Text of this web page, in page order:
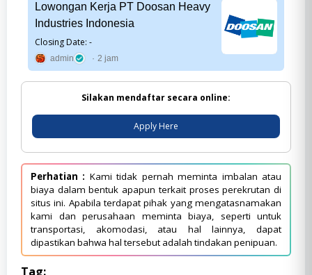
Lowongan Kerja PT Doosan Heavy
Industries Indonesia
Closing Date: -
admin 2 jam
Silakan mendaftar secara online:
Apply Here
Perhatian : Kami tidak pernah meminta imbalan atau
biaya dalam bentuk apapun terkait proses perekrutan di
situs ini. Apabila terdapat pihak yang mengatasnamakan
kami dan perusahaan meminta biaya, seperti untuk
transportasi, akomodasi, atau hal lainnya, dapat
dipastikan bahwa hal tersebut adalah tindakan penipuan.
Tag: